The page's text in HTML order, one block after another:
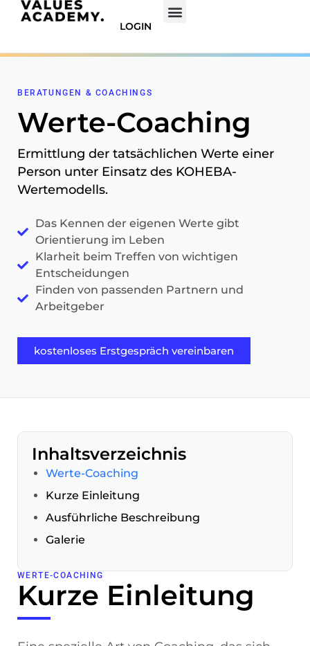
LOGIN
BERATUNGEN & COACHINGS
Werte-Coaching
Ermittlung der tatsächlichen Werte einer
Person unter Einsatz des KOHEBA-
Wertemodells.
Das Kennen der eigenen Werte gibt
Orientierung im Leben
Klarheit beim Treffen von wichtigen
Entscheidungen
Finden von passenden Partnern und
Arbeitgeber
kostenloses Erstgespräch vereinbaren
Inhaltsverzeichnis
Werte-Coaching
Kurze Einleitung
Werte-Coaching
Ausführliche Beschreibung
Werte-Coaching
Galerie
WERTE-COACHING
Kurze Einleitung